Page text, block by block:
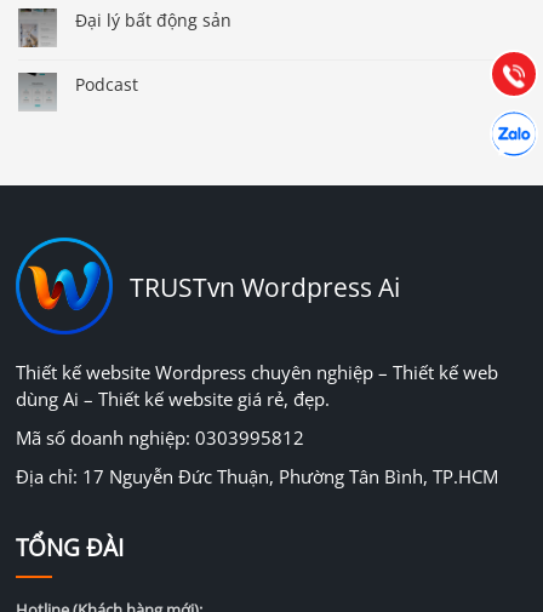
Đại lý bất động sản
Podcast
TRUSTvn Wordpress Ai
Thiết kế website Wordpress chuyên nghiệp – Thiết kế web
dùng Ai – Thiết kế website giá rẻ, đẹp.
Mã số doanh nghiệp: 0303995812
Địa chỉ: 17 Nguyễn Đức Thuận, Phường Tân Bình, TP.HCM
TỔNG ĐÀI
Gọi
(028) 22.166.144
Chát